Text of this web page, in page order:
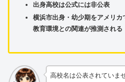
出身高校は公式には非公表
横浜市出身・幼少期をアメリ
教育環境との関連が推測される
高校名は公表されていま